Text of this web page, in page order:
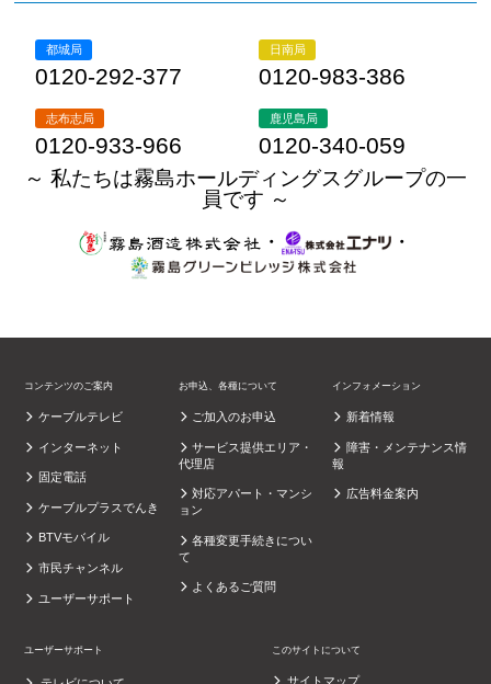
都城局
0120-292-377
日南局
0120-983-386
志布志局
0120-933-966
鹿児島局
0120-340-059
～ 私たちは霧島ホールディングスグループの一
員です ～
・
・
コンテンツのご案内
ケーブルテレビ
インターネット
固定電話
ケーブルプラスでんき
BTVモバイル
市民チャンネル
ユーザーサポート
お申込、各種について
ご加入のお申込
サービス提供エリア・
代理店
対応アパート・マンシ
ョン
各種変更手続きについ
て
よくあるご質問
インフォメーション
新着情報
障害・メンテナンス情
報
広告料金案内
ユーザーサポート このサイトについて
サイトマップ